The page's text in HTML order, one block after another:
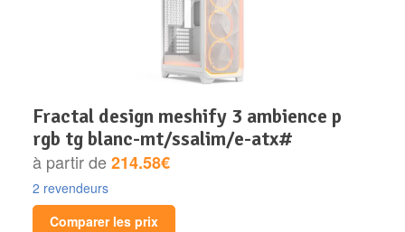
fractal design meshify 3 ambience p
rgb tg blanc-mt/ssalim/e-atx#
à partir de214.58€
2 revendeurs
Comparer les prix